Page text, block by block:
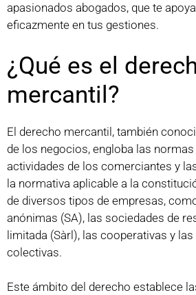
apasionados abogados, que te
eficazmente en tus gestiones.
¿Qué es el
mercantil?
El derecho mercantil, también
de los negocios, engloba las
actividades de los comerciantes y
la normativa aplicable a la
de diversos tipos de empresas,
anónimas (SA), las sociedades de
limitada (Sàrl), las cooperativas y
colectivas.
Este ámbito del derecho establece